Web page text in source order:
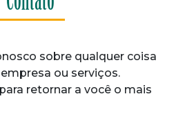
sobre qualquer coisa
ou serviços.
retornar a você o mais